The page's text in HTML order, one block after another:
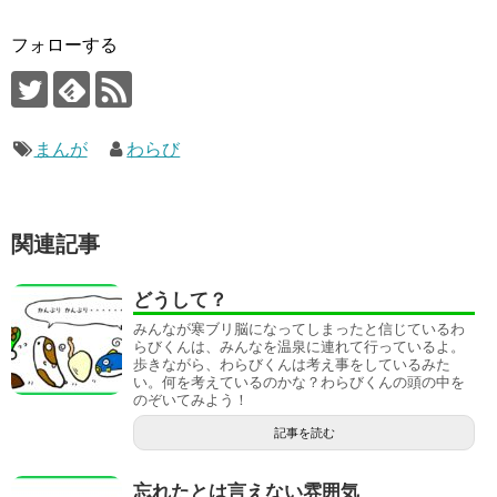
フォローする
まんが わらび
関連記事
どうして？
みんなが寒ブリ脳になってしまったと信じているわ
らびくんは、みんなを温泉に連れて行っているよ。
歩きながら、わらびくんは考え事をしているみた
い。何を考えているのかな？わらびくんの頭の中を
のぞいてみよう！
記事を読む
忘れたとは言えない雰囲気